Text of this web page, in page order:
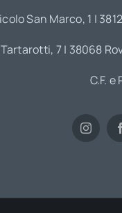
San Marco, 1 |
7 | 38068
C.F.